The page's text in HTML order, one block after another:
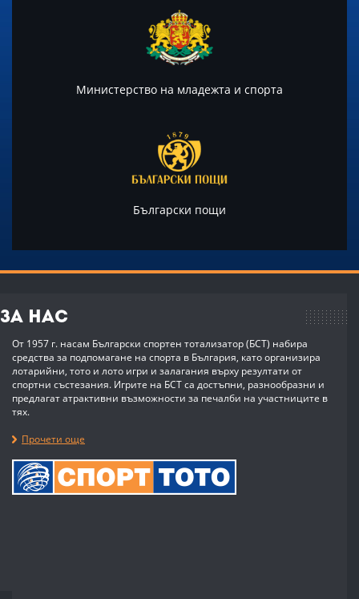
Министерство на младежта и спорта
Български пощи
За нас
От 1957 г. насам Български спортен тотализатор (БСТ) набира
средства за подпомагане на спорта в България, като организира
лотарийни, тото и лото игри и залагания върху резултати от
спортни състезания. Игрите на БСТ са достъпни, разнообразни и
предлагат атрактивни възможности за печалби на участниците в
тях.
Прочети още